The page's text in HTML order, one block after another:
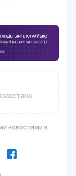
новостями в